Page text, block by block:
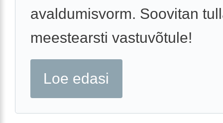
avaldumisvorm. Soovitan
meestearsti vastuvõtule!
Loe edasi